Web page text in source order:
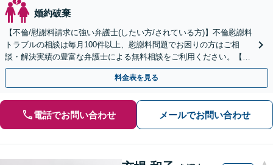
婚約破棄
【不倫/慰謝料請求に強い弁護士(したい方/されている方)】不倫慰謝料
トラブルの相談は毎月100件以上、慰謝料問題でお困りの方はご相
談・解決実績の豊富な弁護士による無料相談をご利用ください。【不
倫相談は初回0円】【全国対応】
料金表を見る
電話でお問い合わせ メールでお問い合わせ